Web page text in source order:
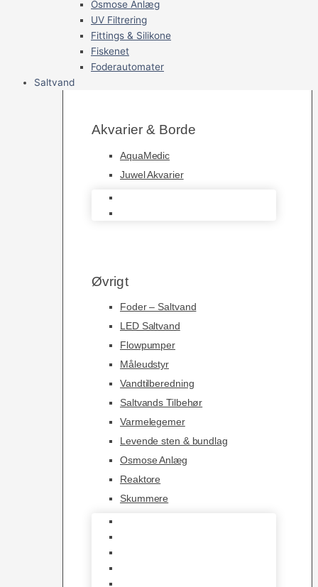
Osmose Anlæg
UV Filtrering
Fittings & Silikone
Fiskenet
Foderautomater
Saltvand
Akvarier & Borde
AquaMedic
Juwel Akvarier
Øvrigt
Foder – Saltvand
LED Saltvand
Flowpumper
Måleudstyr
Vandtilberedning
Saltvands Tilbehør
Varmelegemer
Levende sten & bundlag
Osmose Anlæg
Reaktore
Skummere